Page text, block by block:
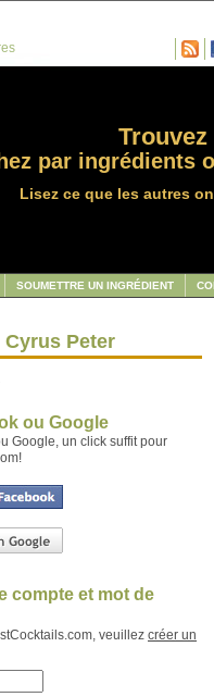
par ingrédients
Lisez ce que les autres
SOUMETTRE UN INGRÉDIENT
Peter
ou Google
Google, un click suffit pour
compte et mot de
veuillez créer un